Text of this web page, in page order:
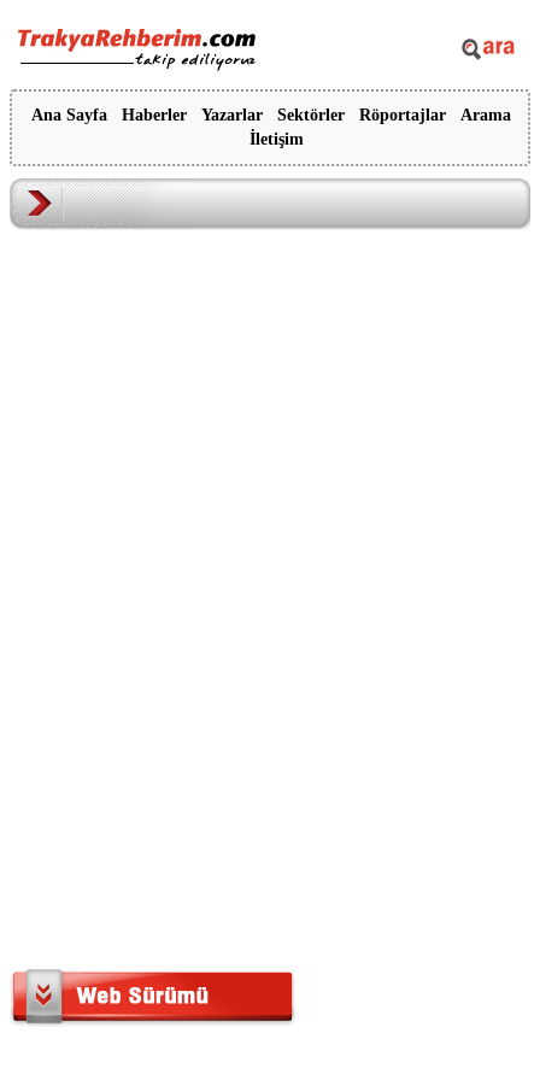
Ana Sayfa Haberler Yazarlar Sektörler Röportajlar
Arama
İletişim